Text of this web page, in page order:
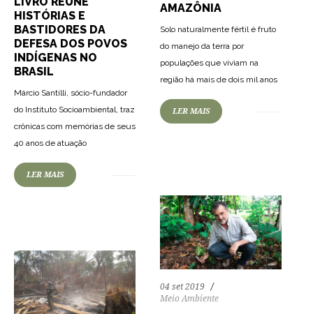
AMAZÔNIA
Solo naturalmente fértil é fruto
do manejo da terra por
populações que viviam na
região há mais de dois mil anos
LER MAIS
HISTÓRIAS E
BASTIDORES DA
DEFESA DOS POVOS
INDÍGENAS NO
BRASIL
Márcio Santilli, sócio-fundador
do Instituto Socioambiental, traz
crônicas com memórias de seus
40 anos de atuação
LER MAIS
04 set 2019
Meio Ambiente
54 1241
1374